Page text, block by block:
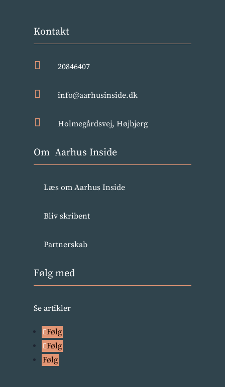
Kontakt
 20846407
 info@aarhusinside.dk
 Holmegårdsvej, Højbjerg
Om Aarhus Inside
Læs om Aarhus Inside
Bliv skribent
Partnerskab
Følg med
Se artikler
Følg
Følg
Følg